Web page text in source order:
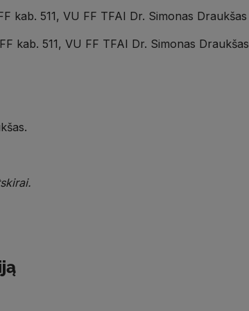
kab. 511, VU FF TFAI Dr. Simonas Draukšas
kab. 511, VU FF TFAI Dr. Simonas Draukšas